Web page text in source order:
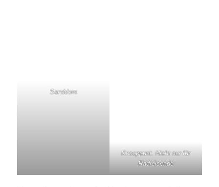
Sanddorn
Knooppunt. Nicht nur für
Radreisende